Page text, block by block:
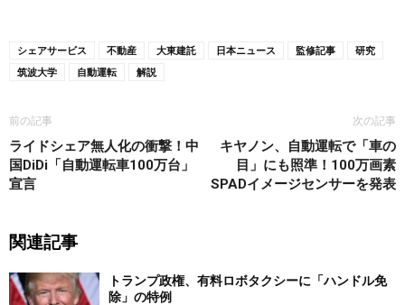
シェアサービス 不動産 大東建託 日本ニュース 監修記事
研究
筑波大学
自動運転 解説
前の記事
ライドシェア無人化の衝撃！中
国DiDi「自動運転車100万台」
宣言
次の記事
キヤノン、自動運転で「車の
目」にも照準！100万画素
SPADイメージセンサーを発表
関連記事
トランプ政権、有料ロボタクシーに「ハンドル免
除」の特例